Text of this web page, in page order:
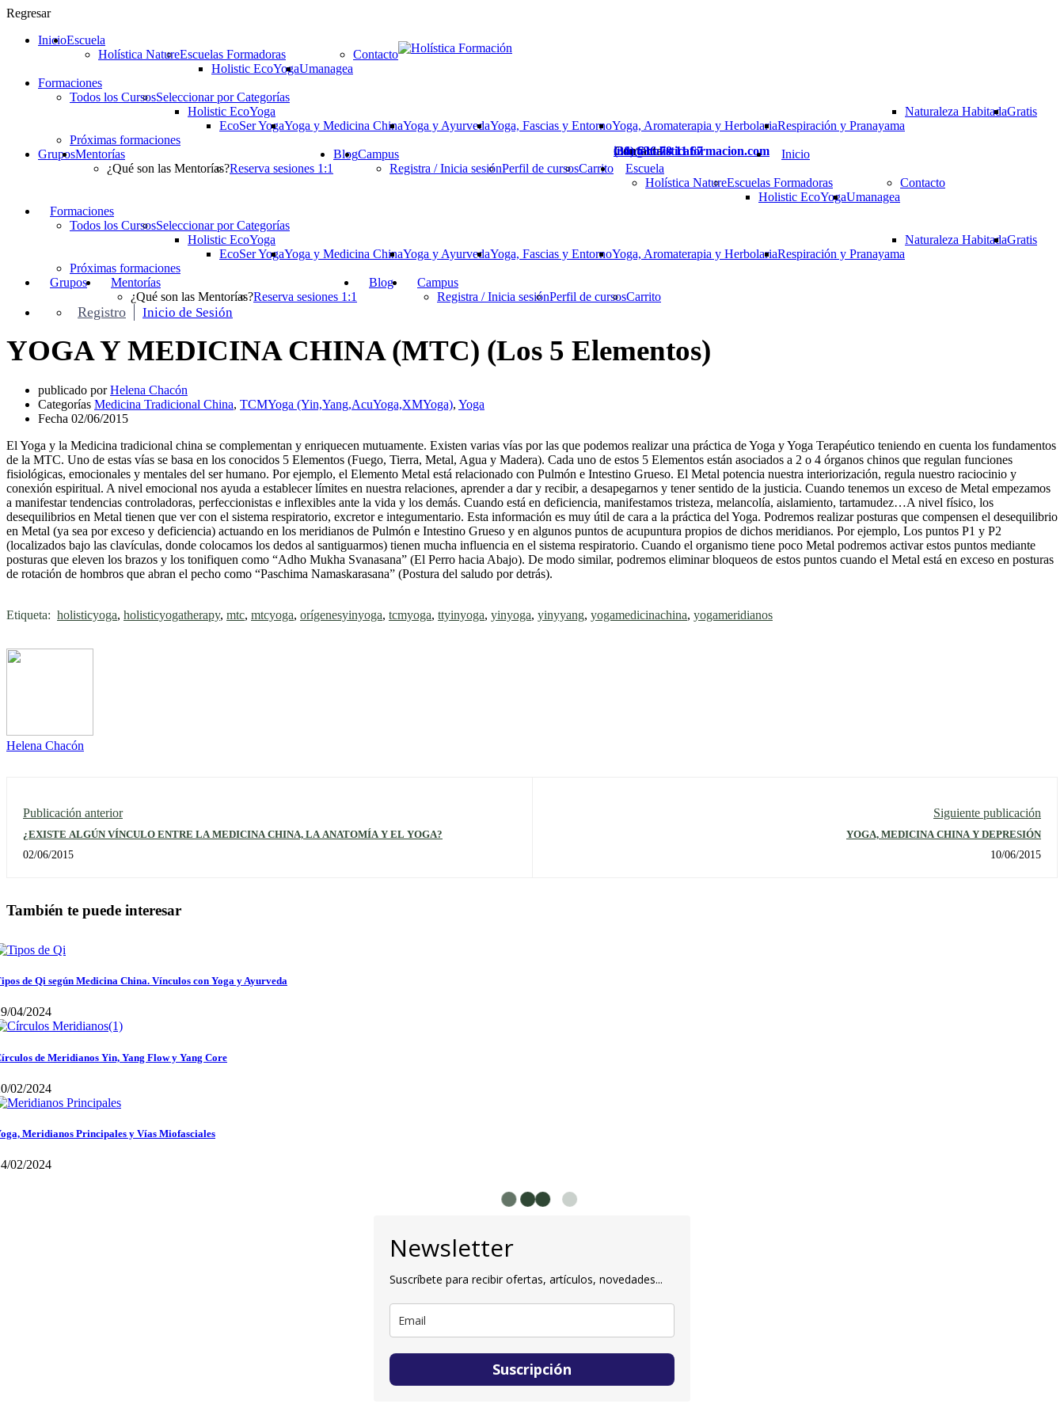
Regresar
InicioEscuela
Holística NatureEscuelas Formadoras
Holistic EcoYogaUmanagea
Contacto
Formaciones
Todos los CursosSeleccionar por Categorías
Holistic EcoYoga
EcoSer YogaYoga y Medicina ChinaYoga y AyurvedaYoga, Fascias y EntornoYoga, Aromaterapia y HerbolariaRespiración y Pranayama
Naturaleza HabitadaGratis
Próximas formaciones
GruposMentorías
¿Qué son las Mentorías?Reserva sesiones 1:1
BlogCampus
Registra / Inicia sesiónPerfil de cursosCarrito
Contacta
(34) 636 78 11 67
info@holisticaformacion.com
Inicio
Escuela
Holística NatureEscuelas Formadoras
Holistic EcoYogaUmanagea
Contacto
Formaciones
Todos los CursosSeleccionar por Categorías
Holistic EcoYoga
EcoSer YogaYoga y Medicina ChinaYoga y AyurvedaYoga, Fascias y EntornoYoga, Aromaterapia y HerbolariaRespiración y Pranayama
Naturaleza HabitadaGratis
Próximas formaciones
Grupos
Mentorías
¿Qué son las Mentorías?Reserva sesiones 1:1
Blog
Campus
Registra / Inicia sesiónPerfil de cursosCarrito
Registro Inicio de Sesión
YOGA Y MEDICINA CHINA (MTC) (Los 5 Elementos)
publicado por Helena Chacón
Categorías Medicina Tradicional China, TCMYoga (Yin,Yang,AcuYoga,XMYoga), Yoga
Fecha 02/06/2015
El Yoga y la Medicina tradicional china se complementan y enriquecen mutuamente. Existen varias vías por las que podemos realizar una práctica de Yoga y Yoga Terapéutico teniendo en cuenta los fundamentos
de la MTC. Uno de estas vías se basa en los conocidos 5 Elementos (Fuego, Tierra, Metal, Agua y Madera). Cada uno de estos 5 Elementos están asociados a 2 o 4 órganos chinos que regulan funciones
fisiológicas, emocionales y mentales del ser humano. Por ejemplo, el Elemento Metal está relacionado con Pulmón e Intestino Grueso. El Metal potencia nuestra interiorización, regula nuestro raciocinio y
conexión espiritual. A nivel emocional nos ayuda a establecer límites en nuestra relaciones, aprender a dar y recibir, a desapegarnos y tener sentido de la justicia. Cuando tenemos un exceso de Metal empezamos
a manifestar tendencias controladoras, perfeccionistas e inflexibles ante la vida y los demás. Cuando está en deficiencia, manifestamos tristeza, melancolía, aislamiento, tartamudez…A nivel físico, los
desequilibrios en Metal tienen que ver con el sistema respiratorio, excretor e integumentario. Esta información es muy útil de cara a la práctica del Yoga. Podremos realizar posturas que compensen el desequilibrio
en Metal (ya sea por exceso y deficiencia) actuando en los meridianos de Pulmón e Intestino Grueso y en algunos puntos de acupuntura propios de dichos meridianos. Por ejemplo, Los puntos P1 y P2
(localizados bajo las clavículas, donde colocamos los dedos al santiguarmos) tienen mucha influencia en el sistema respiratorio. Cuando el organismo tiene poco Metal podremos activar estos puntos mediante
posturas que eleven los brazos y los tonifiquen como “Adho Mukha Svanasana” (El Perro hacia Abajo). De modo similar, podremos eliminar bloqueos de estos puntos cuando el Metal está en exceso en posturas
de rotación de hombros que abran el pecho como “Paschima Namaskarasana” (Postura del saludo por detrás).
Etiqueta: holisticyoga, holisticyogatherapy, mtc, mtcyoga, orígenesyinyoga, tcmyoga, ttyinyoga, yinyoga, yinyyang, yogamedicinachina, yogameridianos
Helena Chacón
Publicación anterior
¿EXISTE ALGÚN VÍNCULO ENTRE LA MEDICINA CHINA, LA ANATOMÍA Y EL YOGA?
02/06/2015
Siguiente publicación
YOGA, MEDICINA CHINA Y DEPRESIÓN
10/06/2015
También te puede interesar
de Qi según Medicina China. Vínculos con Yoga y Ayurveda
04/2024
de Meridianos Yin, Yang Flow y Yang Core
02/2024
Meridianos Principales y Vías Miofasciales
02/2024
Newsletter
Suscríbete para recibir ofertas, artículos, novedades...
Suscripción